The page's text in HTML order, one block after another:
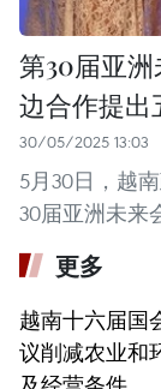
第30届亚
边合作提出
30/05/2025 13:03
5月30日，越
30届亚洲未来
更多
越南十六届国
议削减农业和